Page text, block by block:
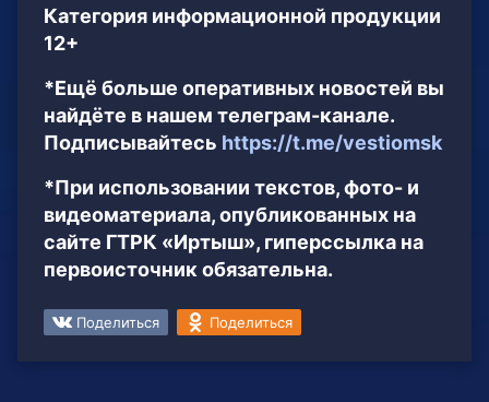
Категория информационной продукции
12+
*Ещё больше оперативных новостей вы
найдёте в нашем телеграм-канале.
Подписывайтесь https://t.me/vestiomsk
*При использовании текстов, фото- и
видеоматериала, опубликованных на
сайте ГТРК «Иртыш», гиперссылка на
первоисточник обязательна.
Поделиться Поделиться